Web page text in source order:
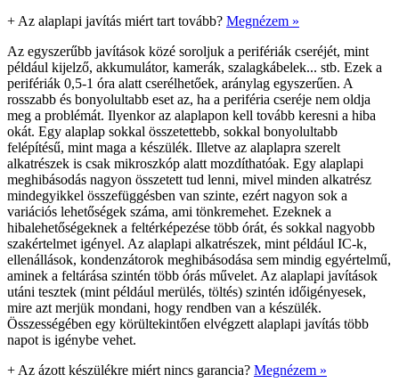
+ Az alaplapi javítás miért tart tovább? Megnézem »
Az egyszerűbb javítások közé soroljuk a perifériák cseréjét, mint
például kijelző, akkumulátor, kamerák, szalagkábelek... stb. Ezek a
perifériák 0,5-1 óra alatt cserélhetőek, aránylag egyszerűen. A
rosszabb és bonyolultabb eset az, ha a periféria cseréje nem oldja
meg a problémát. Ilyenkor az alaplapon kell tovább keresni a hiba
okát. Egy alaplap sokkal összetettebb, sokkal bonyolultabb
felépítésű, mint maga a készülék. Illetve az alaplapra szerelt
alkatrészek is csak mikroszkóp alatt mozdíthatóak. Egy alaplapi
meghibásodás nagyon összetett tud lenni, mivel minden alkatrész
mindegyikkel összefüggésben van szinte, ezért nagyon sok a
variációs lehetőségek száma, ami tönkremehet. Ezeknek a
hibalehetőségeknek a feltérképezése több órát, és sokkal nagyobb
szakértelmet igényel. Az alaplapi alkatrészek, mint például IC-k,
ellenállások, kondenzátorok meghibásodása sem mindig egyértelmű,
aminek a feltárása szintén több órás művelet. Az alaplapi javítások
utáni tesztek (mint például merülés, töltés) szintén időigényesek,
mire azt merjük mondani, hogy rendben van a készülék.
Összességében egy körültekintően elvégzett alaplapi javítás több
napot is igénybe vehet.
+ Az ázott készülékre miért nincs garancia? Megnézem »